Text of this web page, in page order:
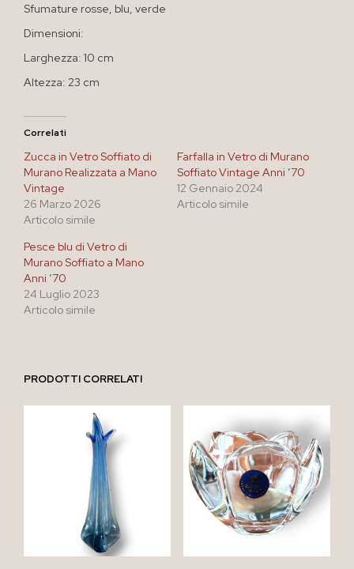
Sfumature rosse, blu, verde
Dimensioni:
Larghezza: 10 cm
Altezza: 23 cm
Correlati
Zucca in Vetro Soffiato di
Murano Realizzata a Mano
Vintage
26 Marzo 2026
Articolo simile
Farfalla in Vetro di Murano
Soffiato Vintage Anni ’70
12 Gennaio 2024
Articolo simile
Pesce blu di Vetro di
Murano Soffiato a Mano
Anni ’70
24 Luglio 2023
Articolo simile
PRODOTTI CORRELATI